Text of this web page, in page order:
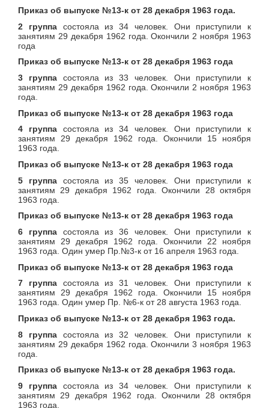
Приказ об выпуске №13-к от 28 декабря 1963 года.
2 группасостояла из 34 человек. Они приступили к
занятиям 29 декабря 1962 года. Окончили 2 ноября 1963
года
Приказ об выпуске №13-к от 28 декабря 1963 года
3 группа состояла из 33 человек. Они приступили к
занятиям 29 декабря 1962 года. Окончили 2 ноября 1963
года.
Приказ об выпуске №13-к от 28 декабря 1963 года
4 группа состояла из 34 человек. Они приступили к
занятиям 29 декабря 1962 года. Окончили 15 ноября
1963 года.
Приказ об выпуске №13-к от 28 декабря 1963 года
5 группа состояла из 35 человек. Они приступили к
занятиям 29 декабря 1962 года. Окончили 28 октября
1963 года.
Приказ об выпуске №13-к от 28 декабря 1963 года
6 группа состояла из 36 человек. Они приступили к
занятиям 29 декабря 1962 года. Окончили 22 ноября
1963 года. Один умер Пр.№3-к от 16 апреля 1963 года.
Приказ об выпуске №13-к от 28 декабря 1963 года
7 группа состояла из 31 человек. Они приступили к
занятиям 29 декабря 1962 года. Окончили 15 ноября
1963 года. Один умер Пр. №6-к от 28 августа 1963 года.
Приказ об выпуске №13-к от 28 декабря 1963 года.
8 группа состояла из 32 человек. Они приступили к
занятиям 29 декабря 1962 года. Окончили 3 ноября 1963
года.
Приказ об выпуске №13-к от 28 декабря 1963 года.
9 группа состояла из 34 человек. Они приступили к
занятиям 29 декабря 1962 года. Окончили 28 октября
1963 года.